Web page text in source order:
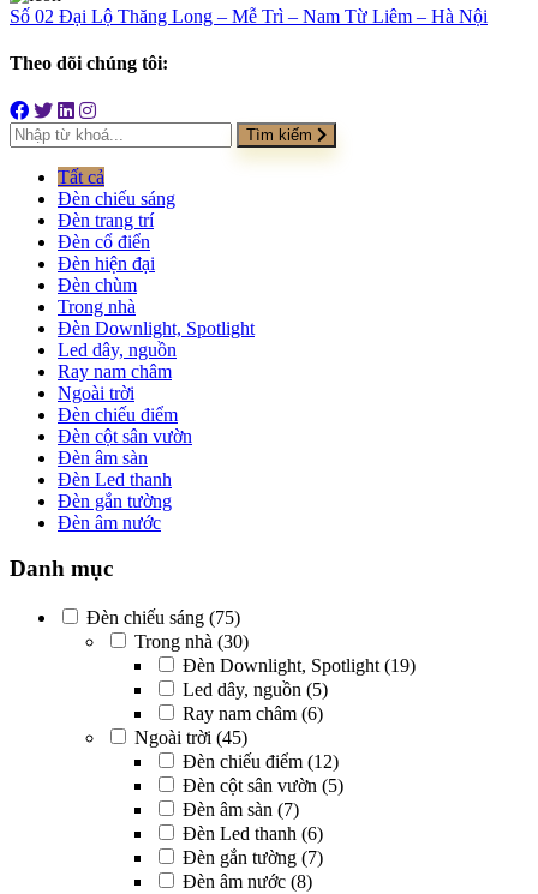
Số 02 Đại Lộ Thăng Long – Mễ Trì – Nam Từ Liêm – Hà Nội
Theo dõi chúng tôi:
Tìm kiếm
Tất cả
Đèn chiếu sáng
Đèn trang trí
Đèn cổ điển
Đèn hiện đại
Đèn chùm
Trong nhà
Đèn Downlight, Spotlight
Led dây, nguồn
Ray nam châm
Ngoài trời
Đèn chiếu điểm
Đèn cột sân vườn
Đèn âm sàn
Đèn Led thanh
Đèn gắn tường
Đèn âm nước
Danh mục
Đèn chiếu sáng (75)
Trong nhà (30)
Đèn Downlight, Spotlight (19)
Led dây, nguồn (5)
Ray nam châm (6)
Ngoài trời (45)
Đèn chiếu điểm (12)
Đèn cột sân vườn (5)
Đèn âm sàn (7)
Đèn Led thanh (6)
Đèn gắn tường (7)
Đèn âm nước (8)